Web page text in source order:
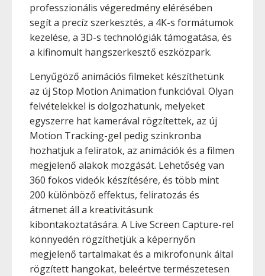
professzionális végeredmény elérésében
segít a precíz szerkesztés, a 4K-s formátumok
kezelése, a 3D-s technológiák támogatása, és
a kifinomult hangszerkesztő eszközpark.
Lenyűgöző animációs filmeket készíthetünk
az új Stop Motion Animation funkcióval. Olyan
felvételekkel is dolgozhatunk, melyeket
egyszerre hat kamerával rögzítettek, az új
Motion Tracking-gel pedig szinkronba
hozhatjuk a feliratok, az animációk és a filmen
megjelenő alakok mozgását. Lehetőség van
360 fokos videók készítésére, és több mint
200 különböző effektus, feliratozás és
átmenet áll a kreativitásunk
kibontakoztatására. A Live Screen Capture-rel
könnyedén rögzíthetjük a képernyőn
megjelenő tartalmakat és a mikrofonunk által
rögzített hangokat, beleértve természetesen